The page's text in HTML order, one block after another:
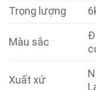
Trọng lượng
Màu sắc
Xuất xứ